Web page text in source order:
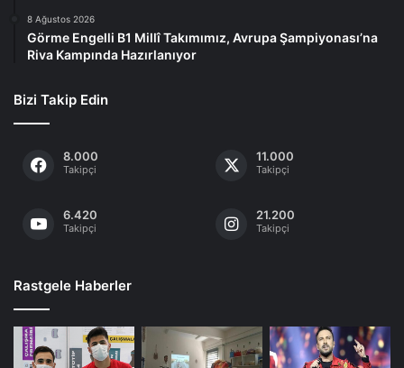
8 Ağustos 2026
Görme Engelli B1 Millî Takımımız, Avrupa Şampiyonası’na
Riva Kampında Hazırlanıyor
Bizi Takip Edin
8.000
Takipçi
11.000
Takipçi
6.420
Takipçi
21.200
Takipçi
Rastgele Haberler